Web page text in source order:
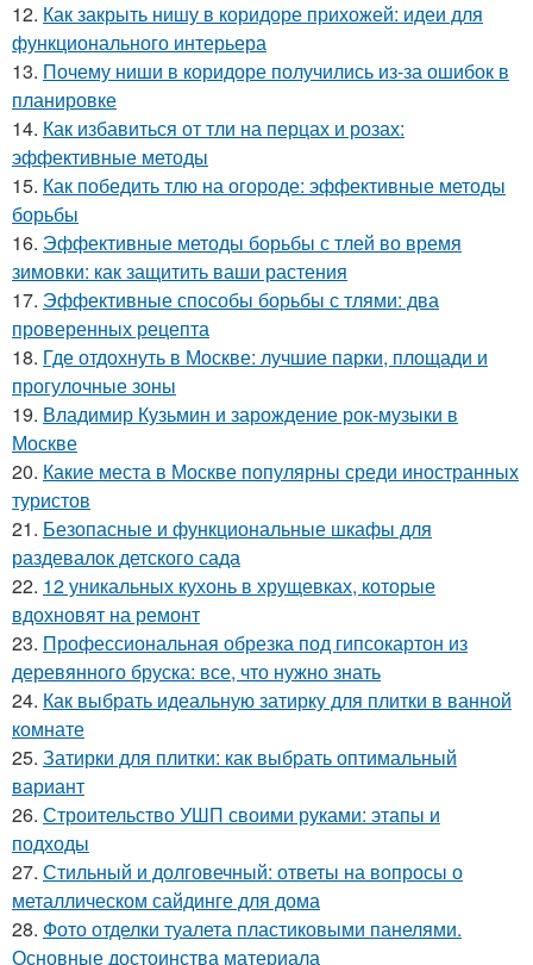
12. Как закрыть нишу в коридоре прихожей: идеи для
функционального интерьера
13. Почему ниши в коридоре получились из-за ошибок в
планировке
14. Как избавиться от тли на перцах и розах:
эффективные методы
15. Как победить тлю на огороде: эффективные методы
борьбы
16. Эффективные методы борьбы с тлей во время
зимовки: как защитить ваши растения
17. Эффективные способы борьбы с тлями: два
проверенных рецепта
18. Где отдохнуть в Москве: лучшие парки, площади и
прогулочные зоны
19. Владимир Кузьмин и зарождение рок-музыки в
Москве
20. Какие места в Москве популярны среди иностранных
туристов
21. Безопасные и функциональные шкафы для
раздевалок детского сада
22. 12 уникальных кухонь в хрущевках, которые
вдохновят на ремонт
23. Профессиональная обрезка под гипсокартон из
деревянного бруска: все, что нужно знать
24. Как выбрать идеальную затирку для плитки в ванной
комнате
25. Затирки для плитки: как выбрать оптимальный
вариант
26. Строительство УШП своими руками: этапы и
подходы
27. Стильный и долговечный: ответы на вопросы о
металлическом сайдинге для дома
28. Фото отделки туалета пластиковыми панелями.
Основные достоинства материала